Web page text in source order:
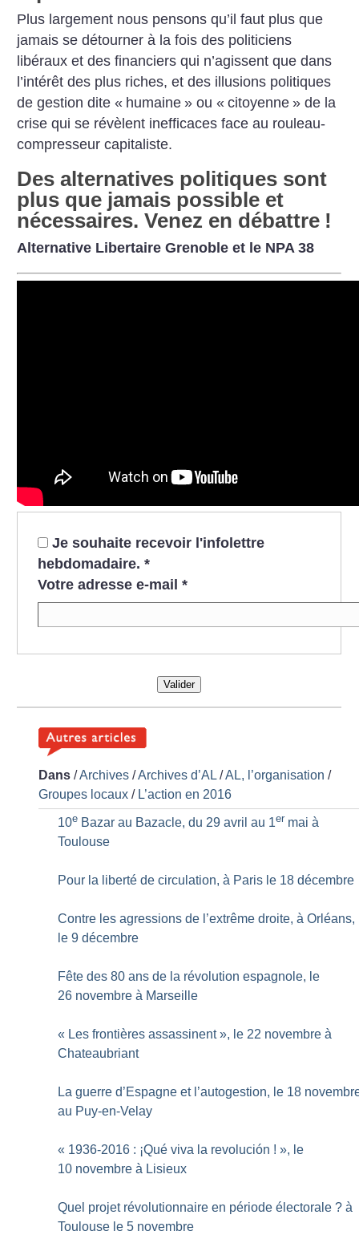
Plus largement nous pensons qu’il faut plus que
jamais se détourner à la fois des politiciens
libéraux et des financiers qui n’agissent que dans
l’intérêt des plus riches, et des illusions politiques
de gestion dite « humaine » ou « citoyenne » de la
crise qui se révèlent inefficaces face au rouleau-
compresseur capitaliste.
Des alternatives politiques sont
plus que jamais possible et
nécessaires. Venez en débattre !
Alternative Libertaire Grenoble et le NPA 38
Je souhaite recevoir l'infolettre
hebdomadaire. *
Votre adresse e-mail *
Valider
Dans /Archives /Archives d’AL/AL, l’organisation /
Groupes locaux / L’action en 2016
10e Bazar au Bazacle, du 29 avril au 1er mai à
Toulouse
Pour la liberté de circulation, à Paris le 18 décembre
Contre les agressions de l’extrême droite, à Orléans,
le 9 décembre
Fête des 80 ans de la révolution espagnole, le
26 novembre à Marseille
« Les frontières assassinent », le 22 novembre à
Chateaubriant
La guerre d’Espagne et l’autogestion, le 18
au Puy-en-Velay
« 1936-2016 : ¡Qué viva la revolución ! », le
10 novembre à Lisieux
Quel projet révolutionnaire en période électorale ? à
Toulouse le 5 novembre